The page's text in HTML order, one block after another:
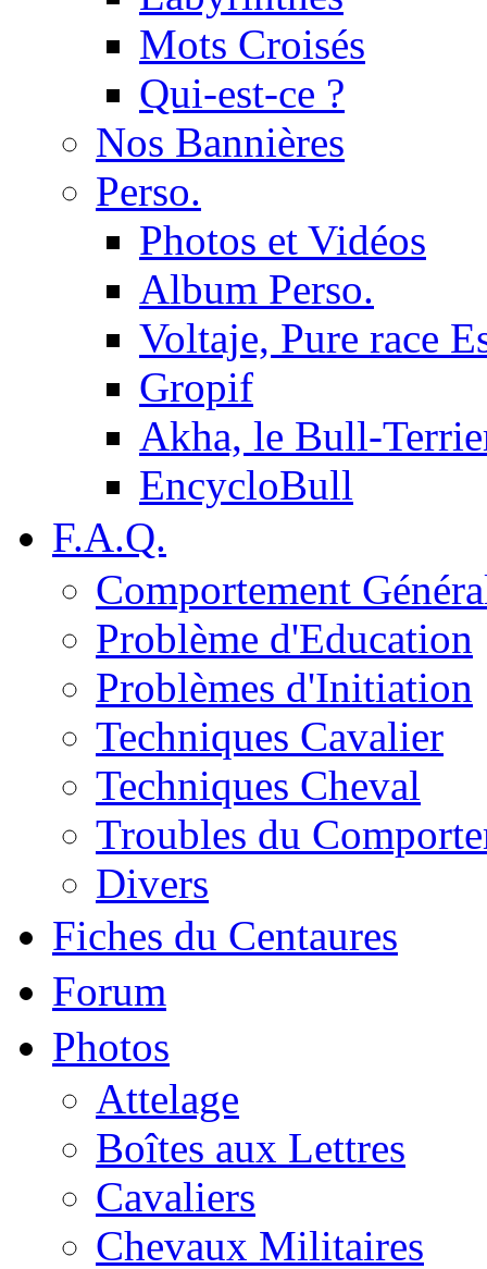
Mots Croisés
Qui-est-ce ?
Nos Bannières
Perso.
Photos et Vidéos
Album Perso.
Voltaje, Pure race
Gropif
Akha, le Bull-
EncycloBull
F.A.Q.
Comportement
Problème d'Education
Problèmes d'Initiation
Techniques Cavalier
Techniques Cheval
Troubles du
Divers
Fiches du Centaures
Forum
Photos
Attelage
Boîtes aux Lettres
Cavaliers
Chevaux Militaires